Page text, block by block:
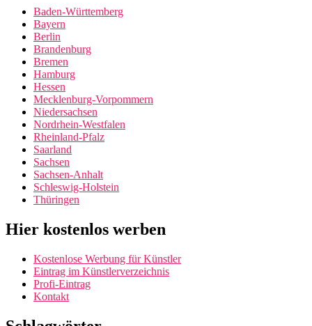
Baden-Württemberg
Bayern
Berlin
Brandenburg
Bremen
Hamburg
Hessen
Mecklenburg-Vorpommern
Niedersachsen
Nordrhein-Westfalen
Rheinland-Pfalz
Saarland
Sachsen
Sachsen-Anhalt
Schleswig-Holstein
Thüringen
Hier kostenlos werben
Kostenlose Werbung für Künstler
Eintrag im Künstlerverzeichnis
Profi-Eintrag
Kontakt